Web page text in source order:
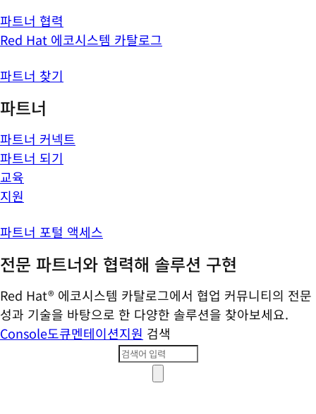
파트너 협력
Red Hat 에코시스템 카탈로그
파트너 찾기
파트너
파트너 커넥트
파트너 되기
교육
지원
파트너 포털 액세스
전문 파트너와 협력해 솔루션 구현
Red Hat® 에코시스템 카탈로그에서 협업 커뮤니티의 전문
성과 기술을 바탕으로 한 다양한 솔루션을 찾아보세요.
Console도큐멘테이션지원 검색